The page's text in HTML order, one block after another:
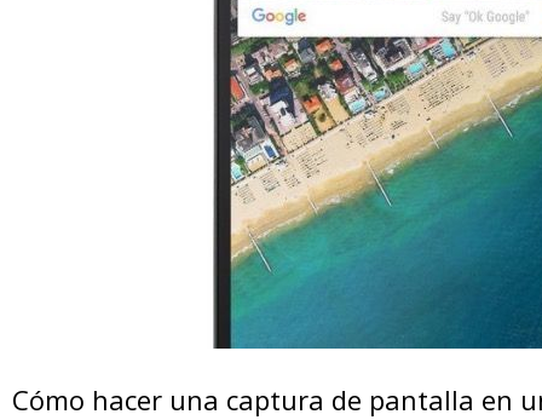
Cómo hacer una captura de pantalla en